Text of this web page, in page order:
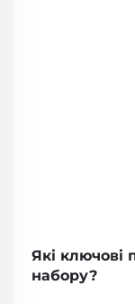
Які ключові
набору?